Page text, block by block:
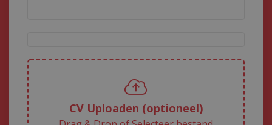
28 vakantiedagen en een mobiliteitsregeling.
Functie-eisen
Je bent analytisch, zelfstandig en communicatief sterk;
CV Uploaden (optioneel)